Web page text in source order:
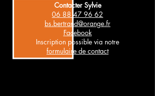
Contacter Sylvie
06 88 47 96 62
bs.bertrand@orange.fr
Facebook
Inscription possible via notre
formulaire de contact